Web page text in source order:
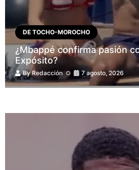
DE TOCHO-MOROCHO
¿Mbappé confirma pasión
Expósito?
ByRedacción 7 agosto, 2026